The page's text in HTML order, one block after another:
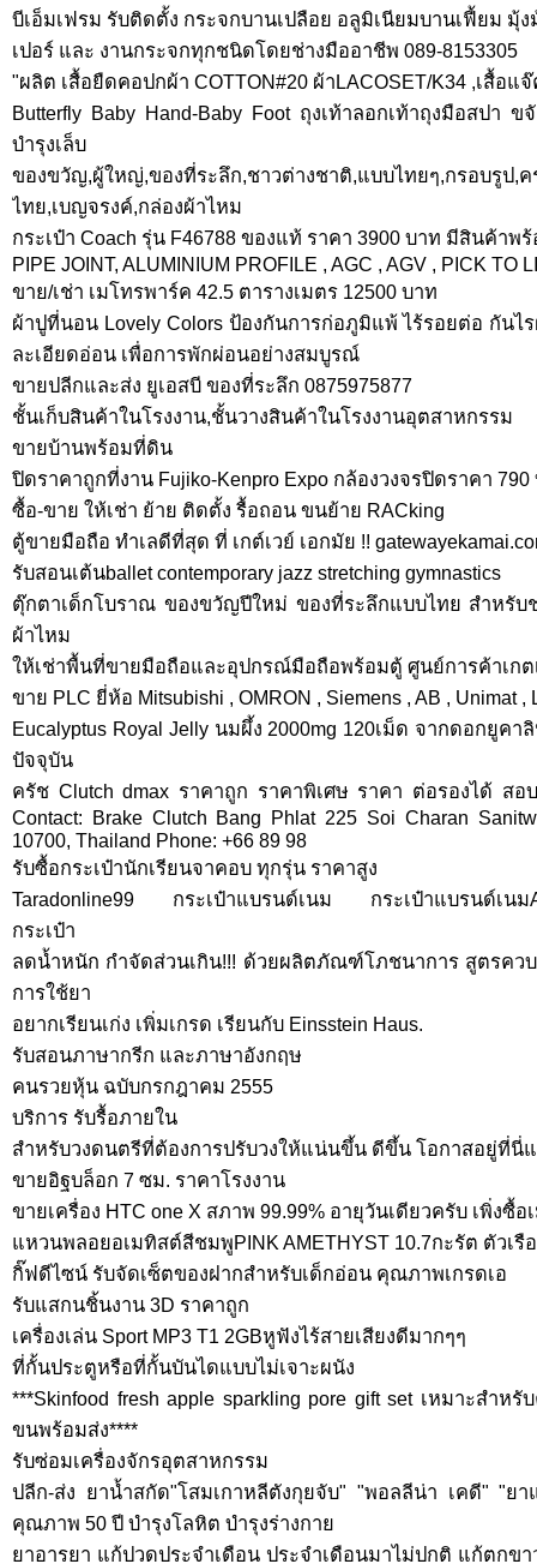
บีเอ็มเฟรม รับติดตั้ง กระจกบานเปลือย อลูมิเนียมบานเฟี้ยม มุ้
เปอร์ และ งานกระจกทุกชนิดโดยช่างมืออาชีพ 089-8153305
"ผลิต เสื้อยืดคอปกผ้า COTTON#20 ผ้าLACOSET/K34 ,เสื้อแ
Butterfly Baby Hand-Baby Foot ถุงเท้าลอกเท้าถุงมือสปา
บำรุงเล็บ
ของขวัญ,ผู้ใหญ่,ของที่ระลึก,ชาวต่างชาติ,แบบไทยๆ,กรอบรูป,
ไทย,เบญจรงค์,กล่องผ้าไหม
กระเป๋า Coach รุ่น F46788 ของแท้ ราคา 3900 บาท มีสินค้าพ
PIPE JOINT, ALUMINIUM PROFILE , AGC , AGV , PICK TO
ขาย/เช่า เมโทรพาร์ค 42.5 ตารางเมตร 12500 บาท
ผ้าปูที่นอน Lovely Colors ป้องกันการก่อภูมิแพ้ ไร้รอยต่อ กัน
ละเอียดอ่อน เพื่อการพักผ่อนอย่างสมบูรณ์
ขายปลีกและส่ง ยูเอสบี ของที่ระลึก 0875975877
ชั้นเก็บสินค้าในโรงงาน,ชั้นวางสินค้าในโรงงานอุตสาหกรรม
ขายบ้านพร้อมที่ดิน
ปิดราคาถูกที่งาน Fujiko-Kenpro Expo กล้องวงจรปิดราคา
ซื้อ-ขาย ให้เช่า ย้าย ติดตั้ง รื้อถอน ขนย้าย RACking
ตู้ขายมือถือ ทำเลดีที่สุด ที่ เกต์เวย์ เอกมัย !!
รับสอนเต้นballet contemporary jazz stretching gymnastics
ตุ๊กตาเด็กโบราณ ของขวัญปีใหม่ ของที่ระลึกแบบไทย สำหรับ
ผ้าไหม
ให้เช่าพื้นที่ขายมือถือและอุปกรณ์มือถือพร้อมตู้ ศูนย์การค้าเกต
ขาย PLC ยี่ห้อ Mitsubishi , OMRON , Siemens , AB , Unimat
Eucalyptus Royal Jelly นมผึ้ง 2000mg 120เม็ด จากดอกยูค
ปัจจุบัน
ครัช Clutch dmax ราคาถูก ราคาพิเศษ ราคา ต่อรองได้ ส
Contact: Brake Clutch Bang Phlat 225 Soi Charan
10700, Thailand Phone: +66 89 98
รับซื้อกระเป๋านักเรียนจาคอบ ทุกรุ่น ราคาสูง
Taradonline99 กระเป๋าแบรนด์เนม กระเป๋าแบรนด์เนม
กระเป๋า
ลดน้ำหนัก กำจัดส่วนเกิน!!! ด้วยผลิตภัณฑ์โภชนาการ สูตรคว
การใช้ยา
อยากเรียนเก่ง เพิ่มเกรด เรียนกับ Einsstein Haus.
รับสอนภาษากรีก และภาษาอังกฤษ
คนรวยหุ้น ฉบับกรกฎาคม 2555
บริการ รับรื้อภายใน
สำหรับวงดนตรีที่ต้องการปรับวงให้แน่นขึ้น ดีขึ้น โอกาสอยู่ที่นี่
ขายอิฐบล็อก 7 ซม. ราคาโรงงาน
ขายเครื่อง HTC one X สภาพ 99.99% อายุวันเดียวครับ เพิ่งซื้
แหวนพลอยอเมทิสต์สีชมพูPINK AMETHYST 10.7กะรัต ตัวเ
กิ๊ฟดีไซน์ รับจัดเซ็ตของฝากสำหรับเด็กอ่อน คุณภาพเกรดเอ
รับแสกนชิ้นงาน 3D ราคาถูก
เครื่องเล่น Sport MP3 T1 2GBหูฟังไร้สายเสียงดีมากๆๆ
ที่กั้นประตูหรือที่กั้นบันไดแบบไม่เจาะผนัง
***Skinfood fresh apple sparkling pore gift set เหมาะสำห
ขนพร้อมส่ง****
รับซ่อมเครื่องจักรอุตสาหกรรม
ปลีก-ส่ง ยาน้ำสกัด"โสมเกาหลีตังกุยจับ" "พอลลีน่า เคดี" "ย
คุณภาพ 50 ปี บำรุงโลหิต บำรุงร่างกาย
ยาอารยา แก้ปวดประจำเดือน ประจำเดือนมาไม่ปกติ แก้ตกข